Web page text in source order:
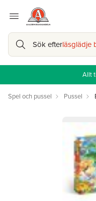
Sök efterläsglädje
Allt
Spel och pussel Pussel